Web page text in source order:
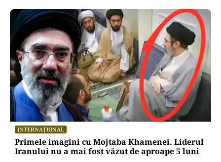
INTERNAȚIONAL
Primele imagini cu Mojtaba Khamenei. Liderul
Iranului nu a mai fost văzut de aproape 5 luni